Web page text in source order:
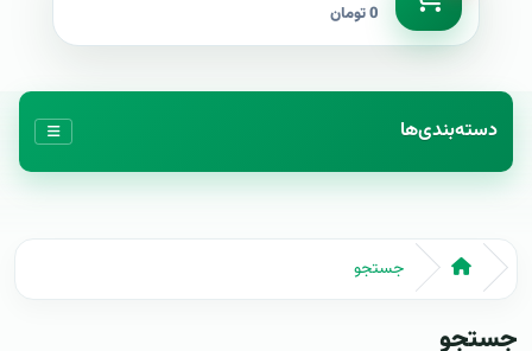
0 تومان
دسته‌بندی‌ها
جستجو
جستجو